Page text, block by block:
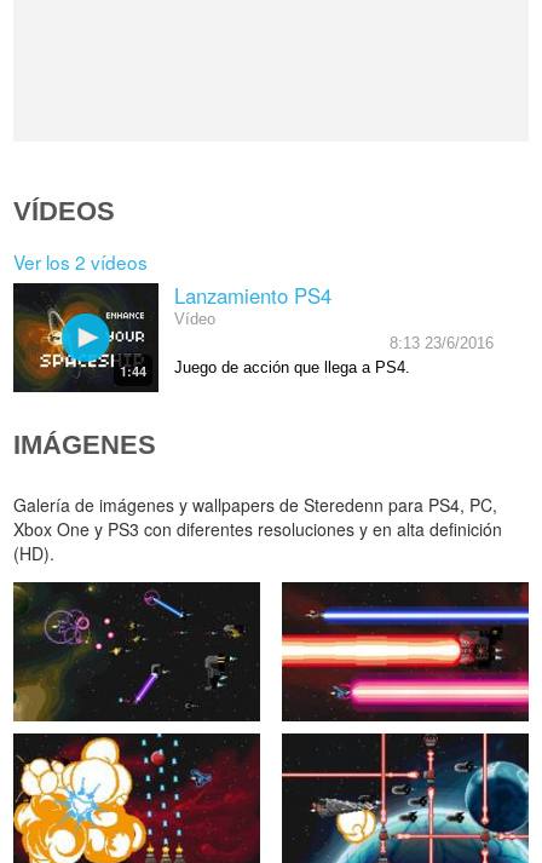
VÍDEOS
Ver los 2 vídeos
1:44
Lanzamiento PS4
Vídeo
8:13 23/6/2016
Juego de acción que llega a PS4.
IMÁGENES
Galería de imágenes y wallpapers de Steredenn para PS4, PC,
Xbox One y PS3 con diferentes resoluciones y en alta definición
(HD).